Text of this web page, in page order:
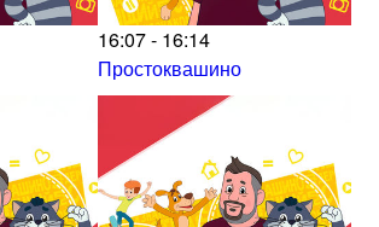
16:07 - 16:14
Простоквашино